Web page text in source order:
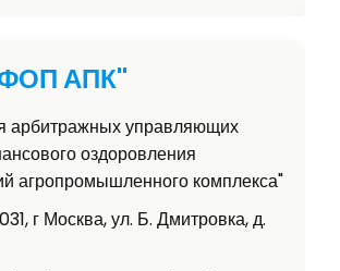
АПК"
арбитражных управляющих
оздоровления
агропромышленного комплекса"
г Москва, ул. Б. Дмитровка, д.